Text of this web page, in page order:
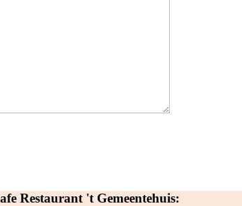
Restaurant 't Gemeentehuis: